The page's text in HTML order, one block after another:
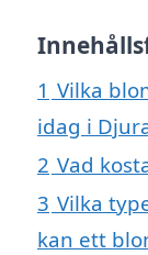
1 Vilka
idag i
2 Vad
3 Vilka
kan ett